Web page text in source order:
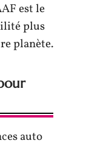
est le
plus
planète.
auto